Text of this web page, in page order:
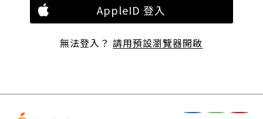
AppleID 登入
無法登入？請用預設瀏覽器開啟